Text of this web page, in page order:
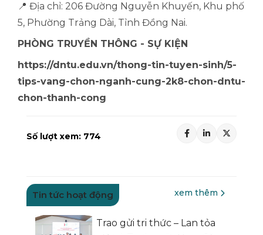
📍 Địa chỉ: 206 Đường Nguyễn Khuyến, Khu phố
5, Phường Trảng Dài, Tỉnh Đồng Nai.
PHÒNG TRUYỀN THÔNG - SỰ KIỆN
https://dntu.edu.vn/thong-tin-tuyen-sinh/5-
tips-vang-chon-nganh-cung-2k8-chon-dntu-
chon-thanh-cong
Số lượt xem: 774
Tin tức hoạt động xem thêm
Trao gửi tri thức – Lan tỏa